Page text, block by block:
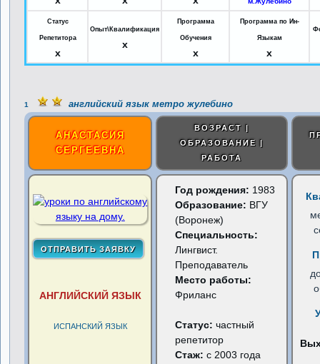
Статус
Репетитора
x
Опыт\Квалификация
x
Программа
Обучения
x
Программа по Ин-
Языкам
x
1 английский язык метро жулебино
АНАСТАСИЯ
СЕРГЕЕВНА
ВОЗРАСТ |
ОБРАЗОВАНИЕ |
РАБОТА
АНГЛИЙСКИЙ ЯЗЫК
ИСПАНСКИЙ ЯЗЫК
Год рождения: 1983
Образование: ВГУ
(Воронеж)
Специальность:
Лингвист.
Преподаватель
Место работы:
Фриланс
Статус:частный
репетитор
Стаж: с 2003 года